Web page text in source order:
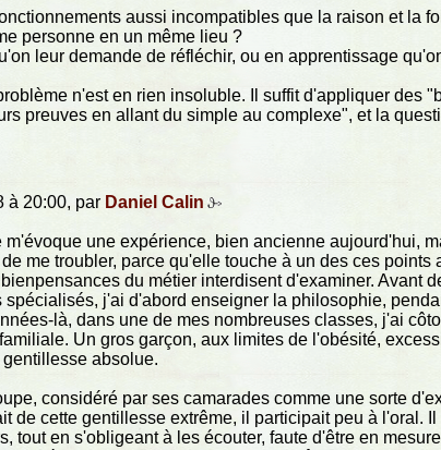
aussi incompatibles que la raison et la
personne en un même lieu ?
leur demande de réfléchir, ou en apprentissage
n'est en rien insoluble. Il suffit d'appliquer des
preuves en allant du simple au complexe", et la
à 20:00, par Daniel Calin
m'évoque une expérience, bien ancienne aujourd'hui,
me troubler, parce qu'elle touche à un des ces points
du métier interdisent d'examiner. Avant
spécialisés, j'ai d'abord enseigner la philosophie,
là, dans une de mes nombreuses classes, j'ai
Un gros garçon, aux limites de l'obésité,
absolue.
considéré par ses camarades comme une sorte
de cette gentillesse extrême, il participait peu à l'oral.
tout en s'obligeant à les écouter, faute d'être en